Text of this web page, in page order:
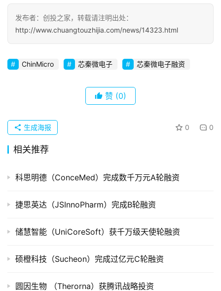
初
创
业
布
并
重
上
投
投稿
发布者：创投之家，转载请注明出处：
http://www.chuangtouzhijia.com/news/14323.html
ChinMicro 芯秦微电子 芯秦微电子融资
赞 (0)
0 0
生成海报
相关推荐
科思明德（ConceMed）完成数千万元A轮融资
捷思英达（JSInnoPharm）完成B轮融资
储慧智能（UniCoreSoft）获千万级天使轮融资
硕橙科技（Sucheon）完成过亿元C轮融资
圆因生物 （Therorna）获腾讯战略投资